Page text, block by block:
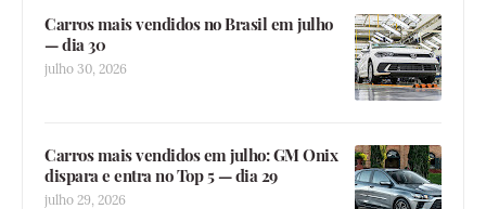
Carros mais vendidos no Brasil em julho
— dia 30
julho 30, 2026
Carros mais vendidos em julho: GM Onix
dispara e entra no Top 5 — dia 29
julho 29, 2026